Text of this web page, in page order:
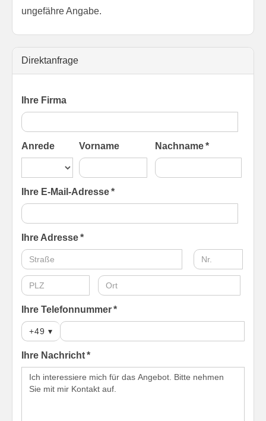
ungefähre Angabe.
Direktanfrage
Ihre Firma
Anrede Vorname Nachname *
Ihre E-Mail-Adresse *
Ihre Adresse *
Ihre Telefonnummer *
+49 ▾
Ihre Nachricht *